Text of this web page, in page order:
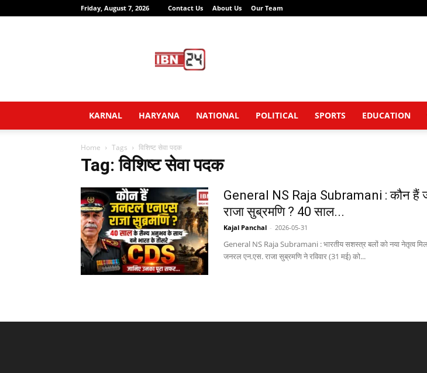
Friday, August 7, 2026 Contact Us About Us Our Team
News
Network
KARNAL HARYANA NATIONAL POLITICAL SPORTS EDUCATION
Home Tags विशिष्ट सेवा पदक
Tag: विशिष्ट सेवा पदक
General NS Raja Subramani : कौन हैं
राजा सुब्रमणि ? 40 साल...
Kajal Panchal - 2026-05-31
General NS Raja Subramani : भारतीय सशस्त्र बलों को नया नेतृत्व
जनरल एन.एस. राजा सुब्रमणि ने रविवार (31 मई) को...